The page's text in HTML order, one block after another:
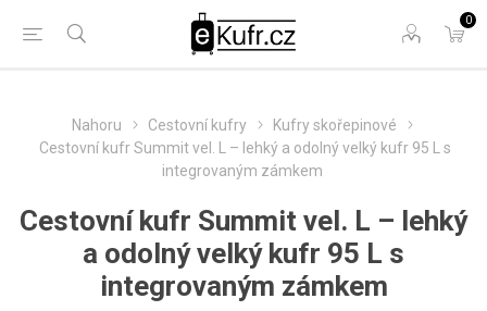
0
Nahoru Cestovní kufry
Kufry skořepinové
Cestovní kufr Summit vel. L – lehký a odolný velký kufr 95 L s
integrovaným zámkem
Cestovní kufr Summit vel. L – lehký
a odolný velký kufr 95 L s
integrovaným zámkem